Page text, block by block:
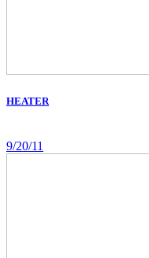
HEATER
9/20/11